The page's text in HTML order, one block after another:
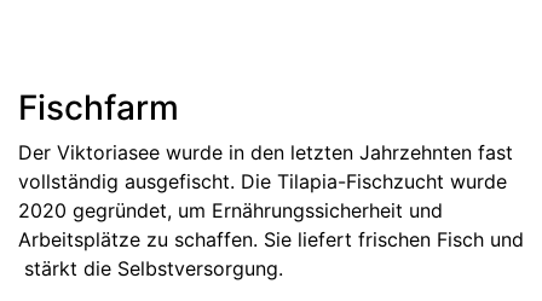
Fischfarm
Der Viktoriasee wurde in den letzten Jahrzehnten fast
vollständig ausgefischt. Die Tilapia-Fischzucht wurde
2020 gegründet, um Ernährungssicherheit und
Arbeitsplätze zu schaffen. Sie liefert frischen Fisch und
stärkt die Selbstversorgung.